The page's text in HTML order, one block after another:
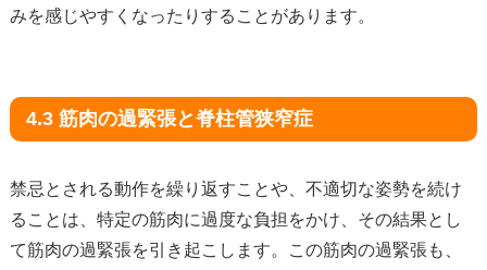
みを感じやすくなったりすることがあります。
4.3 筋肉の過緊張と脊柱管狭窄症
禁忌とされる動作を繰り返すことや、不適切な姿勢を続け
ることは、特定の筋肉に過度な負担をかけ、その結果とし
て筋肉の過緊張を引き起こします。この筋肉の過緊張も、